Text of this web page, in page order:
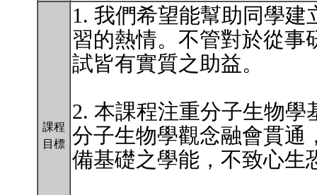
課程
目標
1. 我們希望能幫助同學
習的熱情。不管對於從事
試皆有實質之助益。
2. 本課程注重分子生物
分子生物學觀念融會貫通
備基礎之學能，不致心生